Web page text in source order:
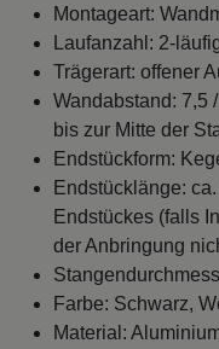
Montageart:
Laufanzahl: 2-
Trägerart: offener
Wandabstand: 7,5
bis zur Mitte der
Endstückform:
Endstücklänge:
Endstückes (falls
der Anbringung
Farbe: Schwarz,
Material: